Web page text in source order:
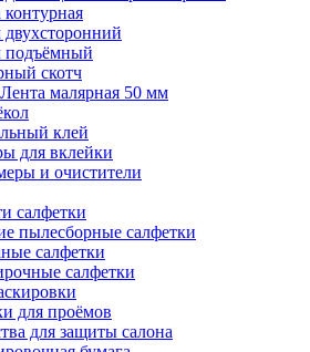
контурная
двухсторонний
подъёмный
скотч
Лента малярная 50 мм
клей
для вклейки
и очистители
салфетки
пылесборные салфетки
салфетки
салфетки
для проёмов
для защиты салона